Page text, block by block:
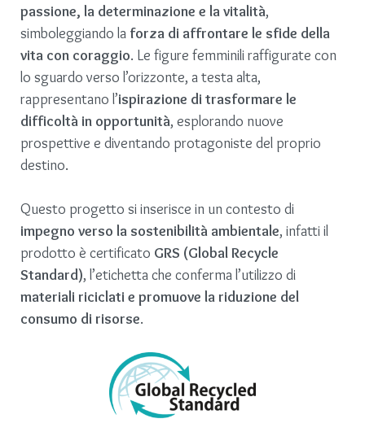
passione, la determinazione e la vitalità,
simboleggiando la forza di affrontare le sfide della
vita con coraggio. Le figure femminili raffigurate con
lo sguardo verso l’orizzonte, a testa alta,
rappresentano l’ispirazione di trasformare le
difficoltà in opportunità, esplorando nuove
prospettive e diventando protagoniste del proprio
destino.
Questo progetto si inserisce in un contesto di
impegno verso la sostenibilità ambientale, infatti il
prodotto è certificato GRS (Global Recycle
Standard), l’etichetta che conferma l’utilizzo di
materiali riciclati e promuove la riduzione del
consumo di risorse.